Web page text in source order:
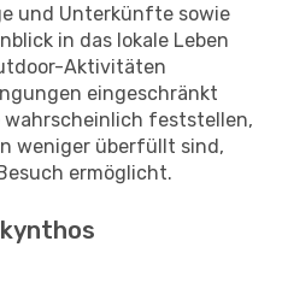
und Unterkünfte sowie
in das lokale Leben
Aktivitäten
eingeschränkt
wahrscheinlich feststellen,
weniger überfüllt sind,
ermöglicht.